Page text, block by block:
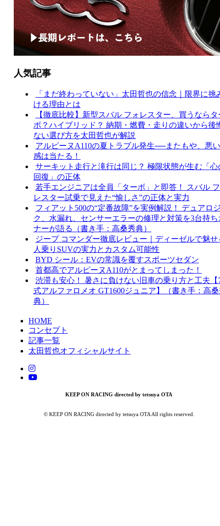
人気記事
「まだ終わっていない」太田哲也の信念｜限界に挑
ける理由とは
【徹底比較】新型スバル フォレスター、買うならタ
ボ？ハイブリッド？ 納期・燃費・走りの違いから後
ない選び方を太田哲也が解説
アルピーヌA110の夏トラブル発生──またもや、悪
感は当たる！
サーキット走行と滝行は同じ？ 極限状態が生む「心
回復」の正体
若手エンジニアは全員「ターボ」と即答！ スバル
レスター試乗で見えた“愉しさ”の正体と実力
フィアット500の“定番故障”を実例解説！ デュアロ
ク、水漏れ、センサーエラーの修理と対策を3台持ち
ナーが語る（書き手：高桑秀典）
ジープ コマンダー徹底レビュー｜ディーゼルで魅せ
人乗りSUVの実力とカスタム可能性
BYD シール：EVの常識を覆すスポーツセダン
首都高でアルピーヌA110がとまってしまった！
渋滞も安心！ 暑さに負けない旧車の乗り方と工夫【
式アルファロメオ GT1600ジュニア】（書き手：高
典）
HOME
コンセプト
記事一覧
太田哲也オフィシャルサイト
KEEP ON RACING directed by tetsuya OTA
© KEEP ON RACING directed by tetsuya OTA All rights reserved.